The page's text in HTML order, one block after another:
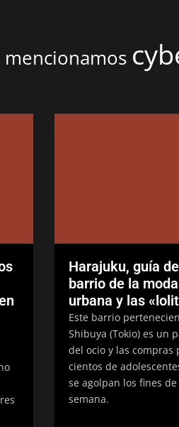
Harajuku, guía del
barrio de la moda
urbana y las
Este barrio
Shibuya (Tokio) es un
del ocio y las compras
cientos de
se agolpan los fines de
semana.